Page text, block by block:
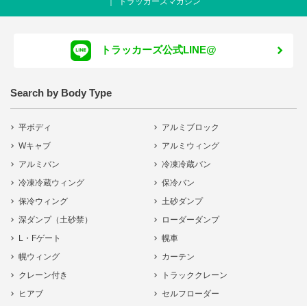
トラッカーズ公式LINE@
Search by Body Type
平ボディ
アルミブロック
Wキャブ
アルミウィング
アルミバン
冷凍冷蔵バン
冷凍冷蔵ウィング
保冷バン
保冷ウィング
土砂ダンプ
深ダンプ（土砂禁）
ローダーダンプ
L・Fゲート
幌車
幌ウィング
カーテン
クレーン付き
トラッククレーン
ヒアブ
セルフローダー